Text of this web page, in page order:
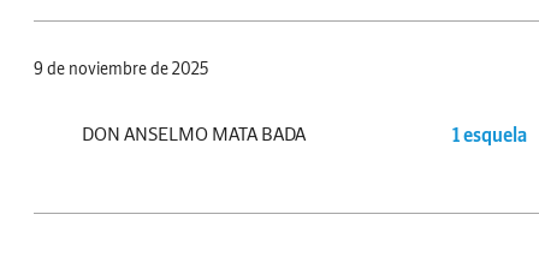
9 de noviembre de 2025
DON ANSELMO MATA BADA 1 esquela